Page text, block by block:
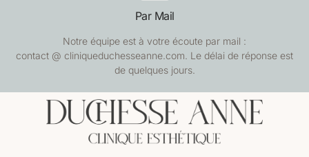
Par Mail
Notre équipe est à votre écoute par mail :
contact @ cliniqueduchesseanne.com. Le délai de réponse est
de quelques jours.